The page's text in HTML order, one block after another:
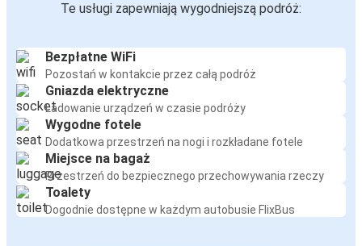
Te usługi zapewniają wygodniejszą podróż:
Bezpłatne WiFi
Pozostań w kontakcie przez całą podróż
Gniazda elektryczne
Ładowanie urządzeń w czasie podróży
Wygodne fotele
Dodatkowa przestrzeń na nogi i rozkładane fotele
Miejsce na bagaż
Przestrzeń do bezpiecznego przechowywania rzeczy
Toalety
Dogodnie dostępne w każdym autobusie FlixBus